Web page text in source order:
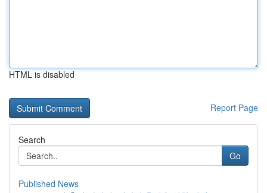
HTML is disabled
Report Page
Search
Go
Published News